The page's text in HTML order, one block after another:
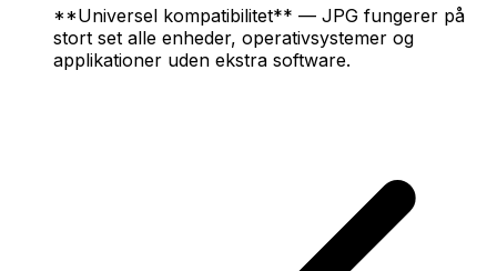
**Universel kompatibilitet** — JPG fungerer på
stort set alle enheder, operativsystemer og
applikationer uden ekstra software.